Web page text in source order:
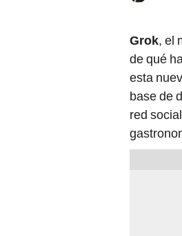
Grok, el
de qué
esta
base de
red